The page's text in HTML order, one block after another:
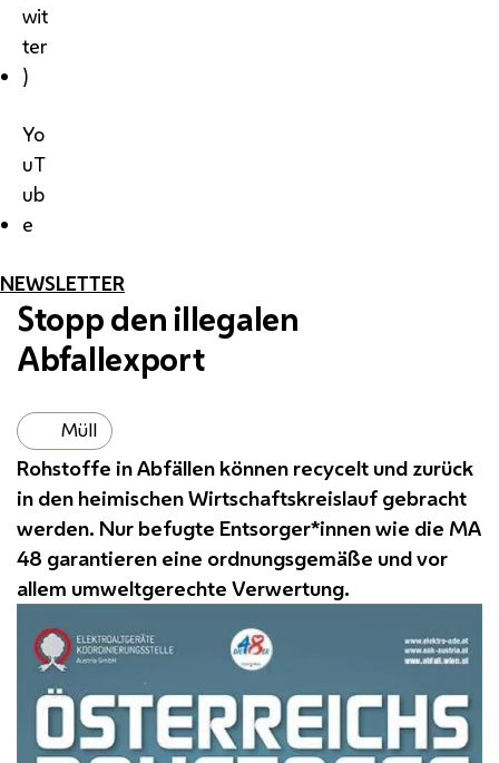
wit
ter
)
Yo
uT
ub
e
NEWSLETTER
Stopp den illegalen
Abfallexport
Müll
Rohstoffe in Abfällen können recycelt und zurück
in den heimischen Wirtschaftskreislauf gebracht
werden. Nur befugte Entsorger*innen wie die MA
48 garantieren eine ordnungsgemäße und vor
allem umweltgerechte Verwertung.